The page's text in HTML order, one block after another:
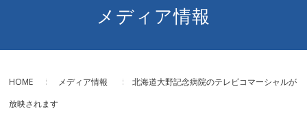
メディア情報
HOME メディア情報
北海道大野記念病院のテレビコマーシャルが
放映されます